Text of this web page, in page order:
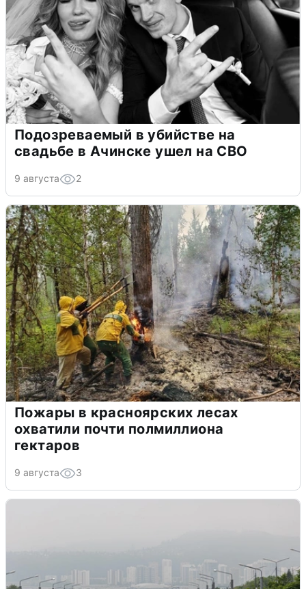
Подозреваемый в убийстве на
свадьбе в Ачинске ушел на СВО
9 августа 2
Пожары в красноярских лесах
охватили почти полмиллиона
гектаров
9 августа 3